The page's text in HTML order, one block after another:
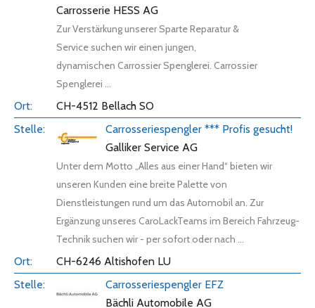
Carrosserie HESS AG
Zur Verstärkung unserer Sparte Reparatur &
Service suchen wir einen jungen,
dynamischen Carrossier Spenglerei. Carrossier
Spenglerei ...
CH-4512 Bellach SO
Carrosseriespengler *** Profis gesucht!
Galliker Service AG
Unter dem Motto „Alles aus einer Hand“ bieten wir
unseren Kunden eine breite Palette von
Dienstleistungen rund um das Automobil an. Zur
Ergänzung unseres CaroLackTeams im Bereich Fahrzeug-
Technik suchen wir - per sofort oder nach ...
CH-6246 Altishofen LU
Carrosseriespengler EFZ
Bächli Automobile AG